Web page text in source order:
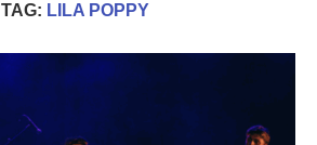
TAG: LILA POPPY